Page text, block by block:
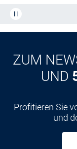
Kostenlose
ZUM
UND
Profitieren Sie
und